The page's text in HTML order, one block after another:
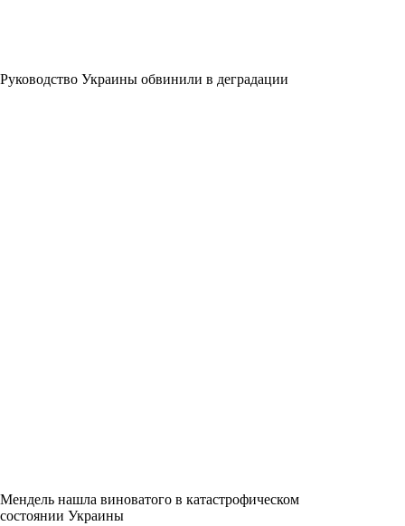
Руководство Украины обвинили в деградации
Мендель нашла виноватого в катастрофическом
состоянии Украины